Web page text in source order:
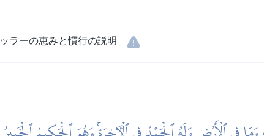
ラーの恵みと慣行の説明